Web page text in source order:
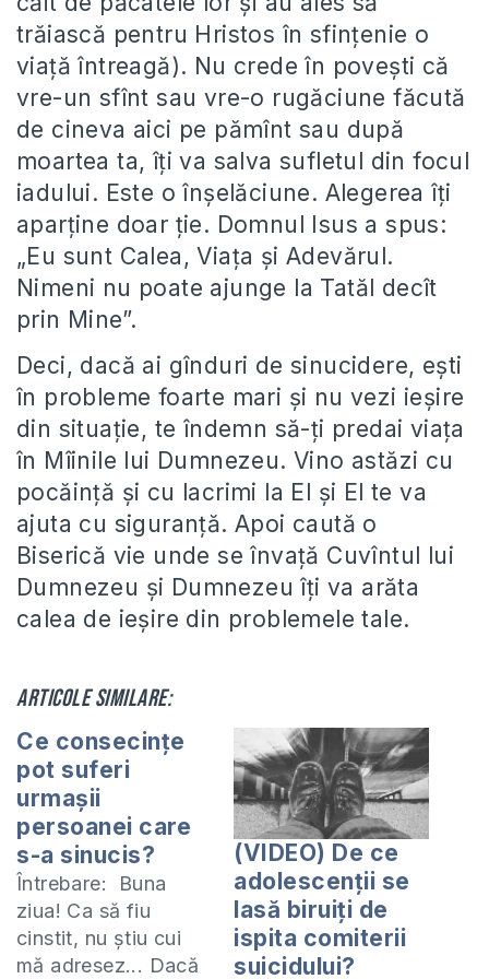
trăiască pentru Hristos în sfinţenie o
viaţă întreagă). Nu crede în poveşti că
vre-un sfînt sau vre-o rugăciune făcută
de cineva aici pe pămînt sau după
moartea ta, îţi va salva sufletul din focul
iadului. Este o înşelăciune. Alegerea îţi
aparţine doar ţie. Domnul Isus a spus:
„Eu sunt Calea, Viaţa şi Adevărul.
Nimeni nu poate ajunge la Tatăl decît
prin Mine”.
Deci, dacă ai gînduri de sinucidere, eşti
în probleme foarte mari şi nu vezi ieşire
din situaţie, te îndemn să-ţi predai viaţa
în Mîinile lui Dumnezeu. Vino astăzi cu
pocăinţă şi cu lacrimi la El şi El te va
ajuta cu siguranţă. Apoi caută o
Biserică vie unde se învaţă Cuvîntul lui
Dumnezeu şi Dumnezeu îţi va arăta
calea de ieşire din problemele tale.
Articole similare:
Ce consecințe
pot suferi
urmașii
persoanei care
s-a sinucis?
Întrebare: Buna
ziua! Ca să fiu
cinstit, nu știu cui
mă adresez... Dacă
(VIDEO) De ce
adolescenții se
lasă biruiți de
ispita comiterii
suicidului?